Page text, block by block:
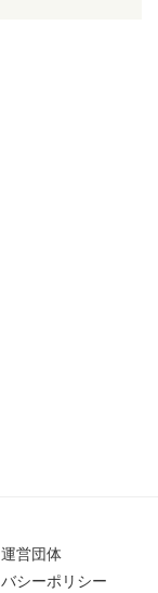
運営団体
シーポリシー